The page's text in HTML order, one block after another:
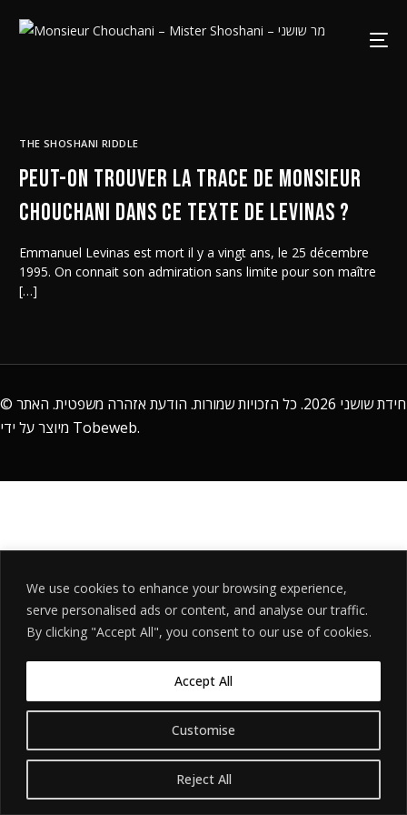
We use cookies to enhance your browsing experience,
serve personalised ads or content, and analyse our traffic.
By clicking "Accept All", you consent to our use of cookies.
Customise
Reject All
Accept All
THE SHOSHANI RIDDLE
Peut-on trouver la trace de Monsieur
Chouchani dans ce texte de Levinas ?
Emmanuel Levinas est mort il y a vingt ans, le 25 décembre
1995. On connait son admiration sans limite pour son maître
[…]
© חידת שושני הודעת אזהרה משפטית. האתר
Tobeweb.